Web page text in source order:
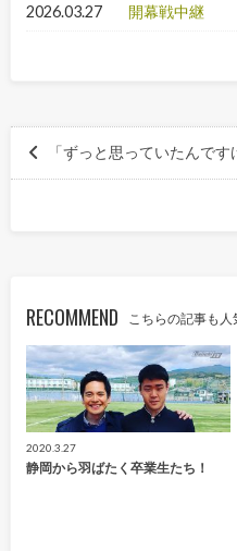
2026.03.27 開幕戦中継
「ずっと思っていたんです
RECOMMEND こちらの記事も人
2020.3.27
静岡から羽ばたく卒業生たち！